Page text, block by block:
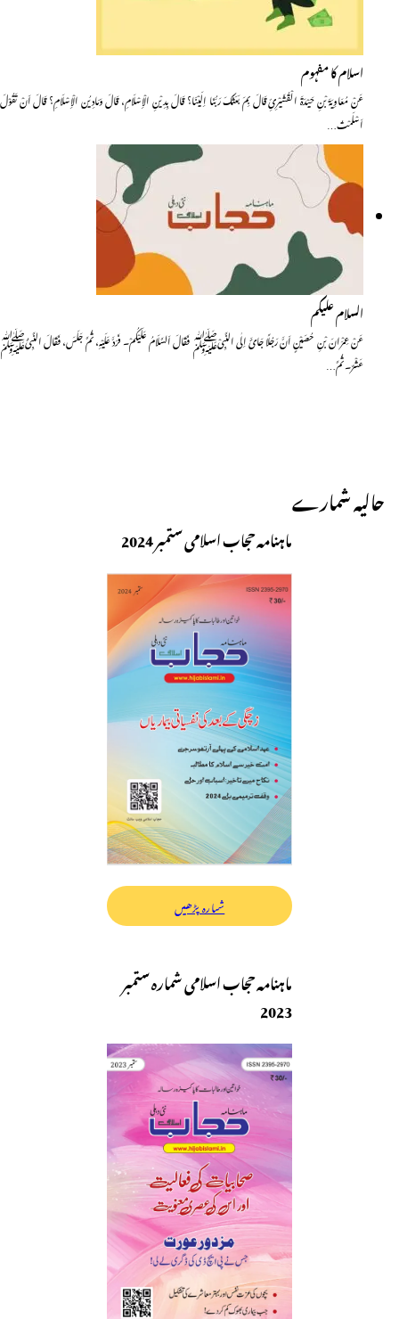
اسلام کا مفہوم
عَنْ مُعَاوِیَۃَ بْنِ حَیْدَۃَ الْقُشَیْرِیِّ قَالَ بِمَ بَعَثَکَ رَبُّنَا اِلَیْنَا؟ قَالَ بِدِیْنِ الْاِسْلَامِ، قَالَ وَمَادِیُن الْاِسْلَامِ؟ قَالَ اَنْ تَقُوْلَ
اَسْلَمْتُ…
السلام علیکم
عَنْ عِمْرَانَ بْنِ حُصَیْنٍ اَنَّ رَجُلًا جَائَ اِلٰی النَّبِیْﷺ فَقَالَ اَلسَّلَامُ عَلَیْکُمْ۔ فَرَدَّ عَلَیْہِ، ثُمَّ جَلَسَ، فَقَالَ النَّبِیُّﷺ
عَشْرٌ۔ ثُمَّ…
حالیہ شمارے
ماہنامہ حجاب اسلامی ستمبر 2024
شمارہ پڑھیں
ماہنامہ حجاب اسلامی شمارہ ستمبر
2023